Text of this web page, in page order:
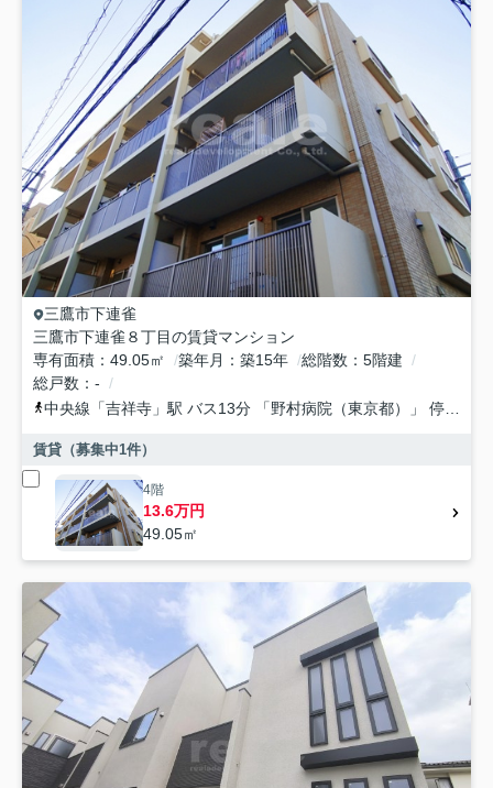
三鷹市下連雀
三鷹市下連雀８丁目の賃貸マンション
専有面積
49.05㎡ 築年月 築15年 総階数
5階建
総戸数
-
中央線 「吉祥寺 」駅 バス13分 「野村病院（東京都）」 停歩1分
賃貸（募集中1件）
4階
13.6万円
49.05㎡